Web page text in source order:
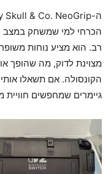
רב. הוא מציע נוחות
מצוינת לדוק, מה שהופך
גיימרים שמחפשים חוויית